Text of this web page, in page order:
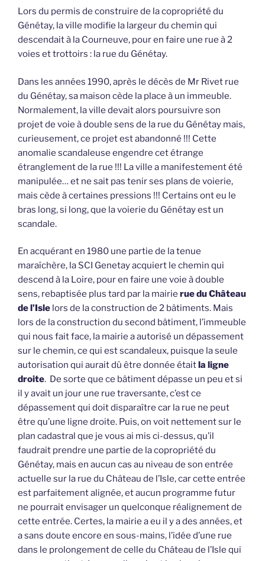
Lors du permis de construire de la copropriété du
Génétay, la ville modifie la largeur du chemin qui
descendait à la Courneuve, pour en faire une rue à 2
voies et trottoirs : la rue du Génétay.
Dans les années 1990, après le décès de Mr Rivet rue
du Génétay, sa maison cède la place à un immeuble.
Normalement, la ville devait alors poursuivre son
projet de voie à double sens de la rue du Génétay mais,
curieusement, ce projet est abandonné !!! Cette
anomalie scandaleuse engendre cet étrange
étranglement de la rue !!! La ville a manifestement été
manipulée… et ne sait pas tenir ses plans de voierie,
mais cède à certaines pressions !!! Certains ont eu le
bras long, si long, que la voierie du Génétay est un
scandale.
En acquérant en 1980 une partie de la tenue
maraîchère, la SCI Genetay acquiert le chemin qui
descend à la Loire, pour en faire une voie à double
sens, rebaptisée plus tard par la mairie rue du Château
de l’Isle lors de la construction de 2 bâtiments. Mais
lors de la construction du second bâtiment, l’immeuble
qui nous fait face, la mairie a autorisé un dépassement
sur le chemin, ce qui est scandaleux, puisque la seule
autorisation qui aurait dû être donnée étaitla ligne
droite. De sorte que ce bâtiment dépasse un peu et si
il y avait un jour une rue traversante, c’est ce
dépassement qui doit disparaître car la rue ne peut
être qu’une ligne droite. Puis, on voit nettement sur le
plan cadastral que je vous ai mis ci-dessus, qu’il
faudrait prendre une partie de la copropriété du
Génétay, mais en aucun cas au niveau de son entrée
actuelle sur la rue du Château de l’Isle, car cette entrée
est parfaitement alignée, et aucun programme futur
ne pourrait envisager un quelconque réalignement de
cette entrée. Certes, la mairie a eu il y a des années, et
a sans doute encore en sous-mains, l’idée d’une rue
dans le prolongement de celle du Château de l’Isle qui